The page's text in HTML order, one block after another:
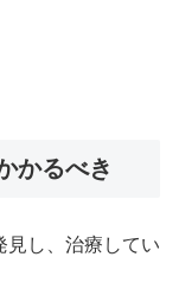
かるべき
見し、治療してい